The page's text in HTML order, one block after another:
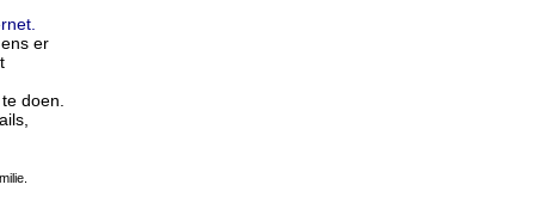
er
doen.